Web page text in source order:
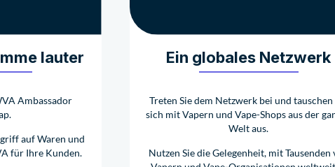
lauter
Ambassador
auf Waren und
für Ihre Kunden.
Ein globales Netzwerk
Treten Sie dem Netzwerk bei und tauschen
sich mit Vapern und Vape-Shops aus der
Welt aus.
Nutzen Sie die Gelegenheit, mit Tausenden